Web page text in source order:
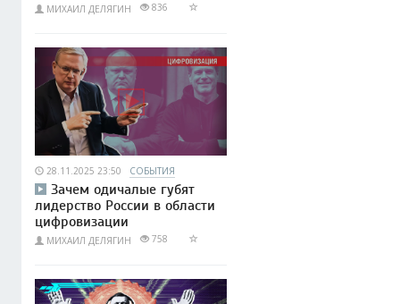
МИХАИЛ ДЕЛЯГИН 836
28.11.2025 23:50 СОБЫТИЯ
Зачем одичалые губят
лидерство России в области
цифровизации
МИХАИЛ ДЕЛЯГИН 758